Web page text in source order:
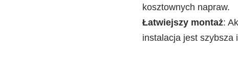
kosztownych napraw.
Łatwiejszy montaż:
instalacja jest szybsza